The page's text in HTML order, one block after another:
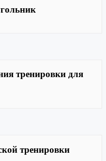
тренировки для
тренировки